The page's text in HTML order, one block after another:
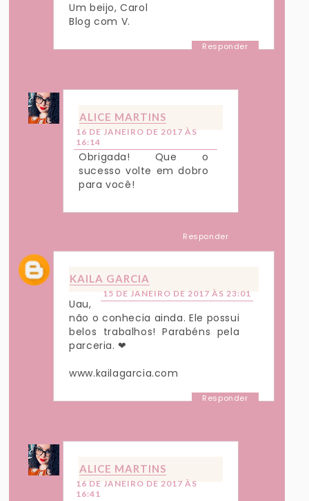
Um beijo, Carol
Blog com V.
Responder
ALICE MARTINS
16 DE JANEIRO DE 2017 ÀS
16:14
Obrigada! Que o
sucesso volte em dobro
para você!
Responder
KAILA GARCIA
15 DE JANEIRO DE 2017 ÀS 23:01
Uau,
não o conhecia ainda. Ele possui
belos trabalhos! Parabéns pela
parceria. ❤
www.kailagarcia.com
Responder
ALICE MARTINS
16 DE JANEIRO DE 2017 ÀS
16:41